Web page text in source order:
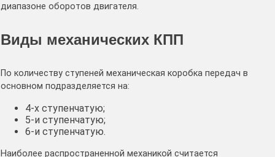
диапазоне оборотов двигателя.
Виды механических КПП
По количеству ступеней механическая коробка передач в
основном подразделяется на:
4-х ступенчатую;
5-и ступенчатую;
6-и ступенчатую.
Наиболее распространенной механикой считается